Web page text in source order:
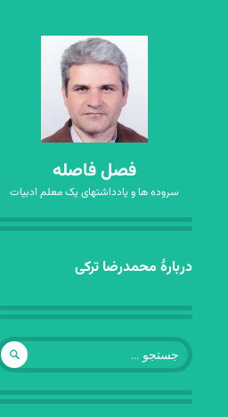
فصل فاصله
سروده ها و یادداشتهای یک معلم ادبیات
رفتن
نوشته‌ها
دربارهٔ محمدرضا ترکی
جستجو
برای: